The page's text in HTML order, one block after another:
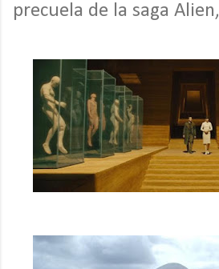
precuela de la saga Alien,